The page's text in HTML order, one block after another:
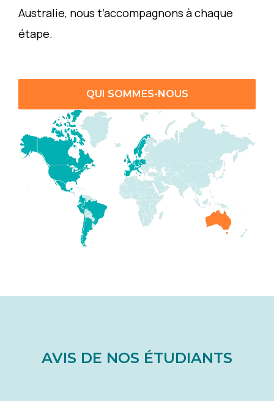
Australie, nous t’accompagnons à chaque
étape.
QUI SOMMES-NOUS
AVIS DE NOS ÉTUDIANTS